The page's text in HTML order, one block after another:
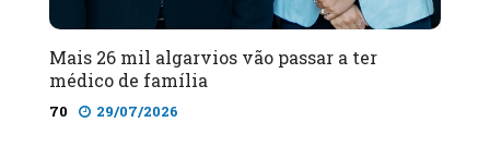
Mais 26 mil algarvios vão passar a ter
médico de família
70 29/07/2026